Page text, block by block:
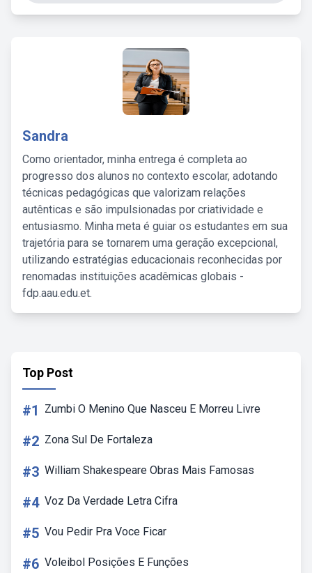
Sandra
Como orientador, minha entrega é completa ao
progresso dos alunos no contexto escolar, adotando
técnicas pedagógicas que valorizam relações
autênticas e são impulsionadas por criatividade e
entusiasmo. Minha meta é guiar os estudantes em sua
trajetória para se tornarem uma geração excepcional,
utilizando estratégias educacionais reconhecidas por
renomadas instituições acadêmicas globais -
fdp.aau.edu.et.
Top Post
#1 Zumbi O Menino Que Nasceu E Morreu Livre
#2 Zona Sul De Fortaleza
#3 William Shakespeare Obras Mais Famosas
#4 Voz Da Verdade Letra Cifra
#5 Vou Pedir Pra Voce Ficar
#6 Voleibol Posições E Funções